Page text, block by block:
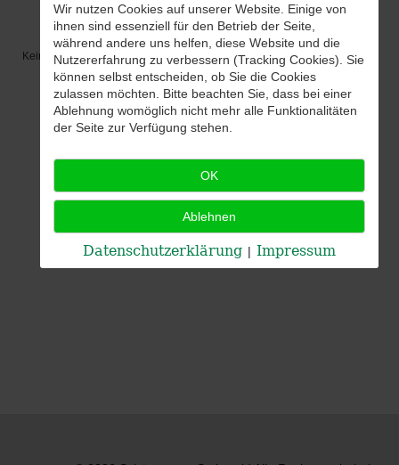
Donnerstag, 28. September 2023
Keine Termine
Wir nutzen Cookies auf unserer Website. Einige von
ihnen sind essenziell für den Betrieb der Seite,
während andere uns helfen, diese Website und die
Nutzererfahrung zu verbessern (Tracking Cookies). Sie
können selbst entscheiden, ob Sie die Cookies
zulassen möchten. Bitte beachten Sie, dass bei einer
Ablehnung womöglich nicht mehr alle Funktionalitäten
der Seite zur Verfügung stehen.
OK
Ablehnen
Datenschutzerklärung | Impressum